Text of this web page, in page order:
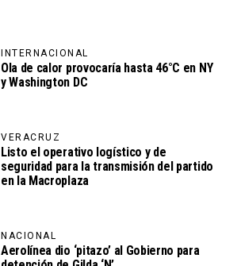
INTERNACIONAL
Ola de calor provocaría hasta 46°C en NY
y Washington DC
VERACRUZ
Listo el operativo logístico y de
seguridad para la transmisión del partido
en la Macroplaza
NACIONAL
Aerolínea dio ‘pitazo’ al Gobierno para